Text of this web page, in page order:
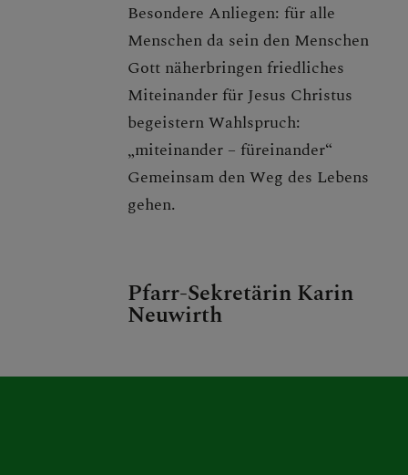
Besondere Anliegen: für alle
Menschen da sein den Menschen
Gott näherbringen friedliches
Miteinander für Jesus Christus
begeistern Wahlspruch:
„miteinander – füreinander“
Gemeinsam den Weg des Lebens
gehen.
Pfarr-Sekretärin Karin
Neuwirth